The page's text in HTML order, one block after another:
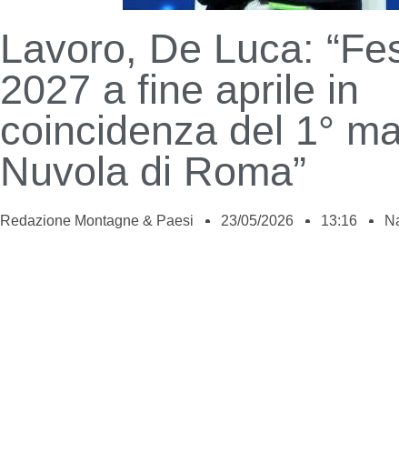
Lavoro, De Luca:
2027 a fine aprile in
coincidenza del 1°
Nuvola di Roma”
Redazione Montagne & Paesi 23/05/2026 13:16